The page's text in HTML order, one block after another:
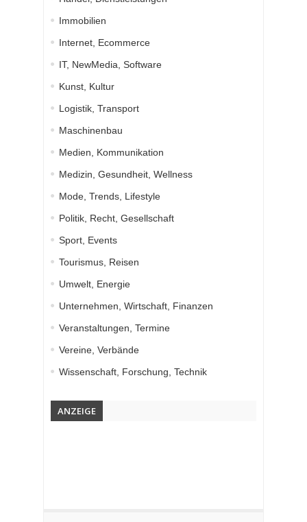
Immobilien
Internet, Ecommerce
IT, NewMedia, Software
Kunst, Kultur
Logistik, Transport
Maschinenbau
Medien, Kommunikation
Medizin, Gesundheit, Wellness
Mode, Trends, Lifestyle
Politik, Recht, Gesellschaft
Sport, Events
Tourismus, Reisen
Umwelt, Energie
Unternehmen, Wirtschaft, Finanzen
Veranstaltungen, Termine
Vereine, Verbände
Wissenschaft, Forschung, Technik
ANZEIGE